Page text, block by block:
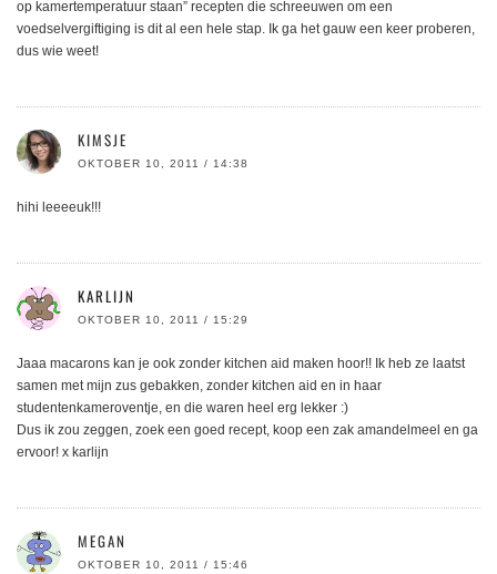
op kamertemperatuur staan” recepten die schreeuwen om een
voedselvergiftiging is dit al een hele stap. Ik ga het gauw een keer proberen,
dus wie weet!
KIMSJE
OKTOBER 10, 2011 / 14:38
hihi leeeeuk!!!
KARLIJN
OKTOBER 10, 2011 / 15:29
Jaaa macarons kan je ook zonder kitchen aid maken hoor!! Ik heb ze laatst
samen met mijn zus gebakken, zonder kitchen aid en in haar
studentenkameroventje, en die waren heel erg lekker :)
Dus ik zou zeggen, zoek een goed recept, koop een zak amandelmeel en ga
ervoor! x karlijn
MEGAN
OKTOBER 10, 2011 / 15:46